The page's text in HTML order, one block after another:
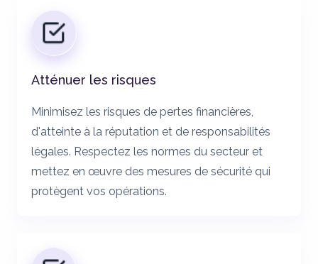
Atténuer les risques
Minimisez les risques de pertes financières,
d'atteinte à la réputation et de responsabilités
légales. Respectez les normes du secteur et
mettez en œuvre des mesures de sécurité qui
protègent vos opérations.